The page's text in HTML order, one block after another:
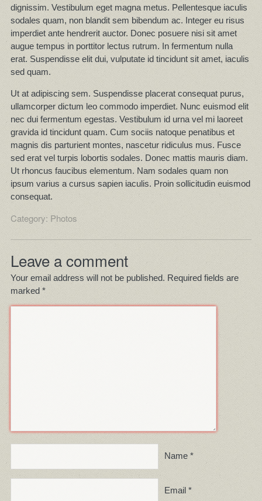
dignissim. Vestibulum eget magna metus. Pellentesque iaculis
sodales quam, non blandit sem bibendum ac. Integer eu risus
imperdiet ante hendrerit auctor. Donec posuere nisi sit amet
augue tempus in porttitor lectus rutrum. In fermentum nulla
erat. Suspendisse elit dui, vulputate id tincidunt sit amet, iaculis
sed quam.
Ut at adipiscing sem. Suspendisse placerat consequat purus,
ullamcorper dictum leo commodo imperdiet. Nunc euismod elit
nec dui fermentum egestas. Vestibulum id urna vel mi laoreet
gravida id tincidunt quam. Cum sociis natoque penatibus et
magnis dis parturient montes, nascetur ridiculus mus. Fusce
sed erat vel turpis lobortis sodales. Donec mattis mauris diam.
Ut rhoncus faucibus elementum. Nam sodales quam non
ipsum varius a cursus sapien iaculis. Proin sollicitudin euismod
consequat.
Category: Photos
Leave a comment
Your email address will not be published. Required fields are
marked *
Name*
Email*